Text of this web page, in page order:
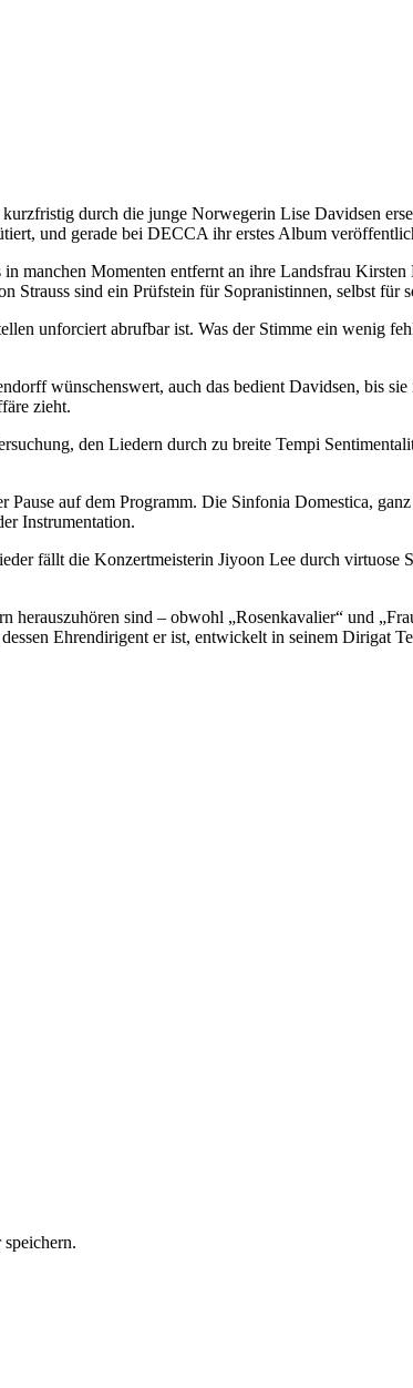
durch die junge Norwegerin Lise Davidsen
und gerade bei DECCA ihr erstes Album
manchen Momenten entfernt an ihre Landsfrau
sind ein Prüfstein für Sopranistinnen, selbst für
unforciert abrufbar ist. Was der Stimme ein wenig
wünschenswert, auch das bedient Davidsen, bis
zieht.
den Liedern durch zu breite Tempi
auf dem Programm. Die Sinfonia Domestica,
Instrumentation.
fällt die Konzertmeisterin Jiyoon Lee durch virtuose
herauszuhören sind – obwohl „Rosenkavalier“ und
Ehrendirigent er ist, entwickelt in seinem Dirigat